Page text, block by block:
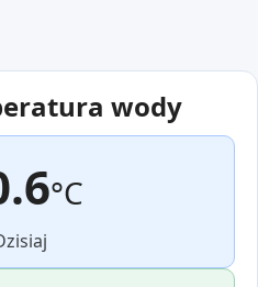
wody
°C